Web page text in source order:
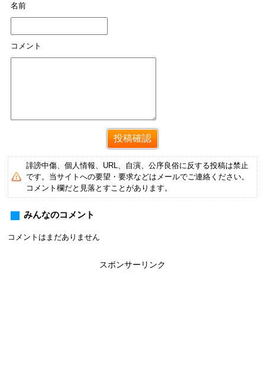
名前
コメント
誹謗中傷、個人情報、URL、自演、公序良俗に反する投稿は禁止
です。当サイトへの要望・要求などはメールでご連絡ください。
コメント欄だと見落とすことがあります。
みんなのコメント
コメントはまだありません
スポンサーリンク